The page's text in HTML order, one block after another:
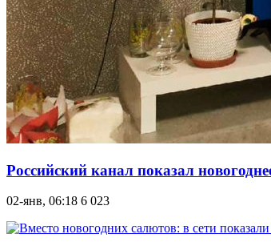
Российский канал показал
02-янв, 06:18 6 023